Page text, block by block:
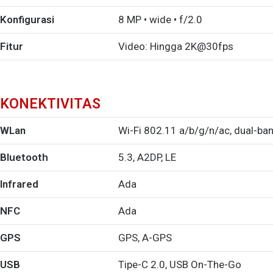
Konfigurasi 8 MP • wide • f/2.0
Fitur Video: Hingga 2K@30fps
KONEKTIVITAS
WLan Wi-Fi 802.11 a/b/g/n/ac, dual-
Bluetooth 5.3, A2DP, LE
Infrared Ada
NFC Ada
GPS GPS, A-GPS
USB Tipe-C 2.0, USB On-The-Go